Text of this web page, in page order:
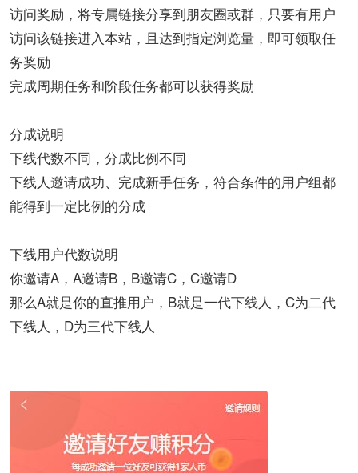
访问奖励，将专属链接分享到朋友圈或群，只要有用户
访问该链接进入本站，且达到指定浏览量，即可领取任
务奖励
完成周期任务和阶段任务都可以获得奖励
分成说明
下线代数不同，分成比例不同
下线人邀请成功、完成新手任务，符合条件的用户组都
能得到一定比例的分成
下线用户代数说明
你邀请A，A邀请B，B邀请C，C邀请D
那么A就是你的直推用户，B就是一代下线人，C为二代
下线人，D为三代下线人